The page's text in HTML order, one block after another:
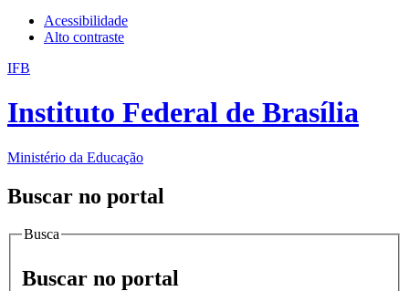
Acessibilidade
Alto contraste
IFB
Instituto Federal de Brasília
Ministério da Educação
Buscar no portal
Busca
Buscar no portal